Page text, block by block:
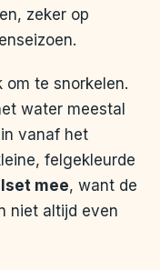
zeker op
om te snorkelen.
water meestal
vanaf het
felgekleurde
mee, want de
niet altijd even